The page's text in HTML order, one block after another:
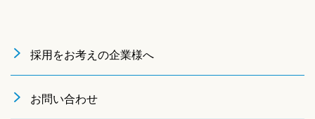
採用をお考えの企業様へ
お問い合わせ